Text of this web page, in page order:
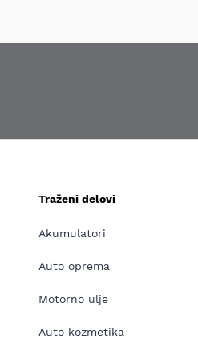
Traženi delovi
Akumulatori
Auto oprema
Motorno ulje
Auto kozmetika